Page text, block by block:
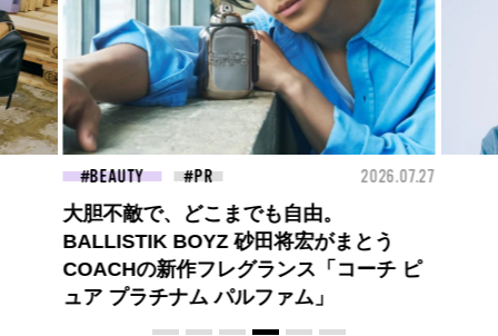
BEAUTY 2026.07.09
夏のパーマ、さらにあか抜け。N.（エヌ
ドット）のスタイリングアイテムで作る
旬ヘアのテクニックを、人気３サロンに
教わった！